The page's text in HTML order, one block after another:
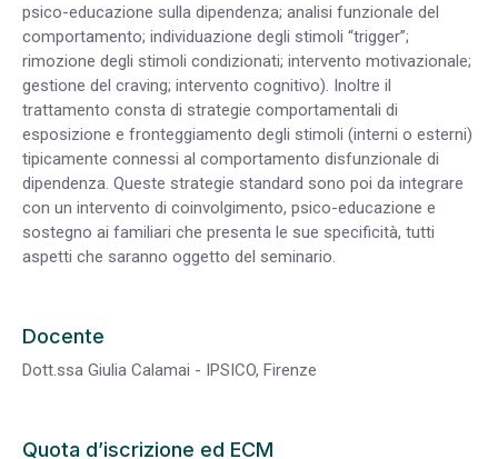
psico-educazione sulla dipendenza; analisi funzionale del
comportamento; individuazione degli stimoli “trigger”;
rimozione degli stimoli condizionati; intervento motivazionale;
gestione del craving; intervento cognitivo). Inoltre il
trattamento consta di strategie comportamentali di
esposizione e fronteggiamento degli stimoli (interni o esterni)
tipicamente connessi al comportamento disfunzionale di
dipendenza. Queste strategie standard sono poi da integrare
con un intervento di coinvolgimento, psico-educazione e
sostegno ai familiari che presenta le sue specificità, tutti
aspetti che saranno oggetto del seminario.
Docente
Dott.ssa Giulia Calamai - IPSICO, Firenze
Quota d’iscrizione ed ECM